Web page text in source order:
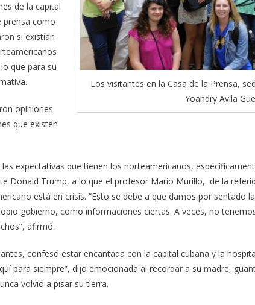
Los visitantes en la Casa de la Prensa,
Yoandry Avila
de la capital
prensa como
si existían
que para su
opiniones
que existen
expectativas que tienen los norteamericanos,
Donald Trump, a lo que el profesor Mario Murillo, de la
está en crisis. “Esto se debe a que damos por sentado
gobierno, como informaciones ciertas. A veces, no
afirmó.
confesó estar encantada con la capital cubana y la
para siempre”, dijo emocionada al recordar a su madre,
volvió a pisar su tierra.